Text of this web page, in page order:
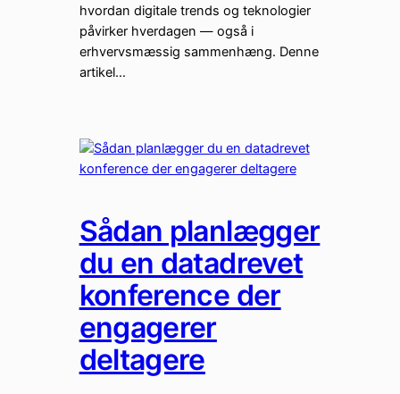
hvordan digitale trends og teknologier
påvirker hverdagen — også i
erhvervsmæssig sammenhæng. Denne
artikel…
Sådan planlægger
du en datadrevet
konference der
engagerer
deltagere